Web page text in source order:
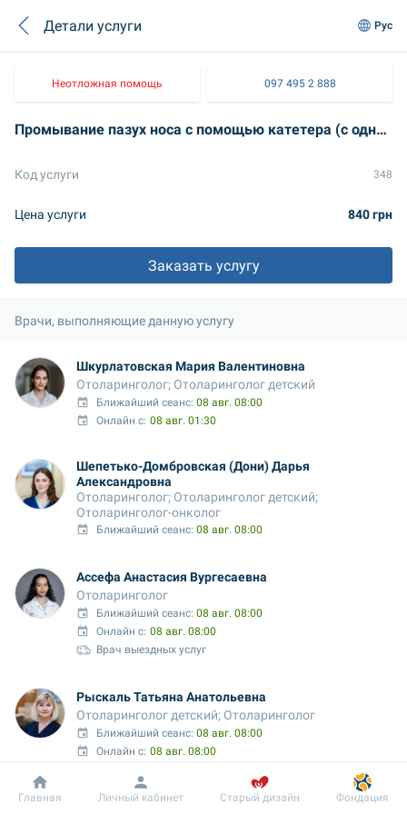
Детали услуги Рус
Неотложная помощь 097 495 2 888
Промывание пазух носа с помощью катетера (с одной стороны)
Код услуги 348
Цена услуги 840 грн
Заказать услугу
Врачи, выполняющие данную услугу
Шкурлатовская Мария Валентиновна
Отоларинголог; Отоларинголог детский
Ближайший сеанс: 08 авг. 08:00
Онлайн с: 08 авг. 01:30
Шепетько-Домбровская (Дони) Дарья
Александровна
Отоларинголог; Отоларинголог детский;
Отоларинголог-онколог
Ближайший сеанс: 08 авг. 08:00
Ассефа Анастасия Вургесаевна
Отоларинголог
Ближайший сеанс: 08 авг. 08:00
Онлайн с: 08 авг. 08:00
Врач выездных услуг
Рыскаль Татьяна Анатольевна
Отоларинголог детский; Отоларинголог
Ближайший сеанс: 08 авг. 08:00
Онлайн с: 08 авг. 08:00
Олефиренко Надежда Николаевна
Добробут Информация Пациенту
Главная Личный кабинет Старый дизайн Фондация